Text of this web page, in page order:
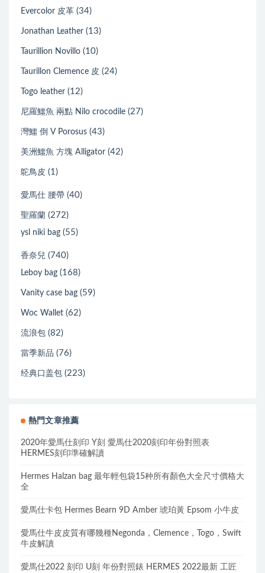
Evercolor 皮革 (34)
Jonathan Leather (13)
Taurillion Novillo (10)
Taurillon Clemence 皮 (24)
Togo leather (12)
尼羅鱷魚 兩點 Nilo crocodile (27)
灣鱷 倒 V Porosus (43)
美洲鱷魚 方塊 Alligator (42)
鴕鳥皮 (1)
愛馬仕 腰帶 (40)
聖羅蘭 (272)
ysl niki bag (55)
香奈兒 (740)
Leboy bag (168)
Vanity case bag (59)
Woc Wallet (62)
流浪包 (82)
當季新品 (76)
经典口盖包 (223)
熱門文章推薦
2020年愛馬仕刻印 Y刻 愛馬仕2020刻印年份對照表
HERMES刻印準確解讀
Hermes Halzan bag 最年輕包袋15种所有顏色大全尺寸價格大
全
愛馬仕卡包 Hermes Bearn 9D Amber 琥珀黃 Epsom 小牛皮
愛馬仕牛皮皮質有哪幾種Negonda，Clemence，Togo，Swift
牛皮解讀
愛馬仕2022 刻印 U刻 年份對照錶 HERMES 2022最新 工匠